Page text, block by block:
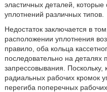
эластичных деталей,
уплотнений различных типов.
Недостаток заключается в
расположении уплотнения
правило, оба кольца
последовательно на
запрессовывания. Поскольку,
радиальных рабочих кромок
перегиба поперечных